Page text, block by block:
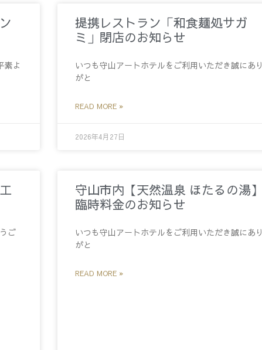
素よ
提携レストラン「和食麺処サガ
ミ」閉店のお知らせ
いつも守山アートホテルをご利用いただき誠にあり
がと
READ MORE »
2026年4月27日
ご
守山市内【天然温泉 ほたるの湯】
臨時料金のお知らせ
いつも守山アートホテルをご利用いただき誠にあり
がと
READ MORE »